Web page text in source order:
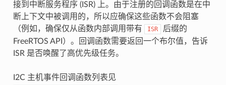
接到中断服务程序 (ISR) 上。由于注册的回调函数是在中
断上下文中被调用的，所以应确保这些函数不会阻塞
（例如，确保仅从函数内部调用带有
ISR
后缀的
FreeRTOS API）。回调函数需要返回一个布尔值，告诉
ISR 是否唤醒了高优先级任务。
I2C 主机事件回调函数列表见